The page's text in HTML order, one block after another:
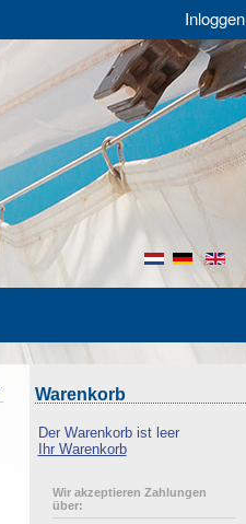
Inloggen
en
de
nl
Warenkorb
Der Warenkorb ist leer
Ihr Warenkorb
Wir akzeptieren Zahlungen
über: